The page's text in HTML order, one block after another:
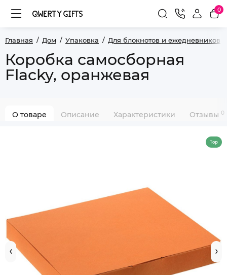
0
Главная Дом Упаковка Для блокнотов и ежедневников
Коробка самосборная
Flacky, оранжевая
О товаре Описание Характеристики Отзывы 0
Top